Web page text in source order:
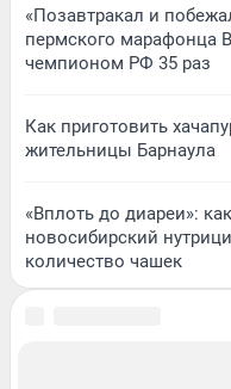
«Позавтракал и
пермского марафонца
чемпионом РФ 35 раз
Как приготовить
жительницы Барнаула
«Вплоть до диареи»:
новосибирский
количество чашек